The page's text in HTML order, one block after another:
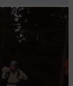
tracteurs. Faut tout